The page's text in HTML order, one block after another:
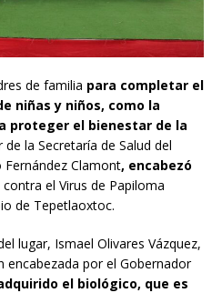
de familia para completar el
niñas y niños, como la
proteger el bienestar de la
de la Secretaría de Salud del
Fernández Clamont, encabezó
el Virus de Papiloma
de Tepetlaoxtoc.
lugar, Ismael Olivares Vázquez,
encabezada por el Gobernador
el biológico, que es